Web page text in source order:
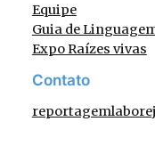
Equipe
Guia de
Expo Raízes vivas
Contato